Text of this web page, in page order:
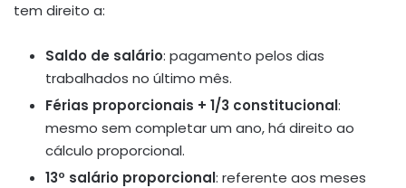
tem direito a:
Saldo de salário: pagamento pelos dias
trabalhados no último mês.
Férias proporcionais + 1/3 constitucional:
mesmo sem completar um ano, há direito ao
cálculo proporcional.
13º salário proporcional: referente aos meses